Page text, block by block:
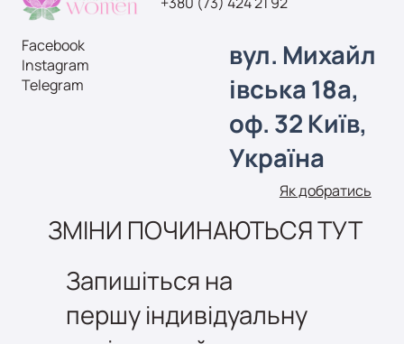
Facebook
Instagram
Telegram
ЗМІНИ ПОЧИНАЮТЬСЯ ТУТ
Запишіться на
першу індивідуальну
вул. Михайл
івська 18а,
оф. 32 Київ,
Україна
Як добратись